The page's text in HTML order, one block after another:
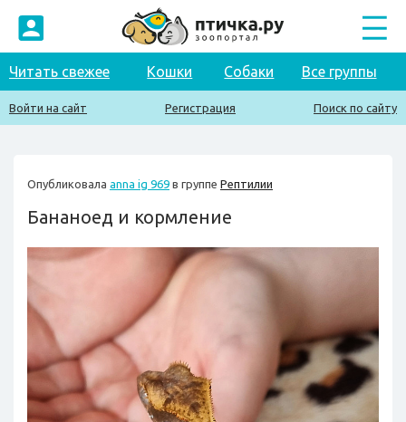
Читать свежее Кошки Собаки Все группы
Войти на сайт Регистрация Поиск по сайту
Опубликовала anna ig 969 в группе Рептилии
Бананоед и кормление